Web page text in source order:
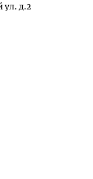
ул. д.2